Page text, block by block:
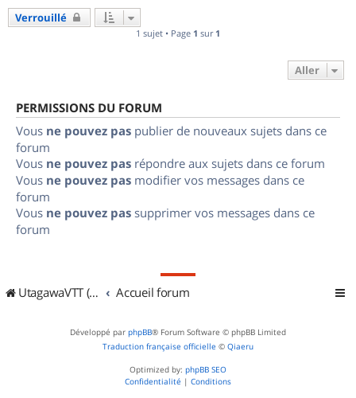
Verrouillé
1 sujet • Page 1 sur 1
Aller
PERMISSIONS DU FORUM
Vous ne pouvez pas publier de nouveaux sujets dans ce
forum
Vous ne pouvez pas répondre aux sujets dans ce forum
Vous ne pouvez pas modifier vos messages dans ce
forum
Vous ne pouvez pas supprimer vos messages dans ce
forum
UtagawaVTT (Randos VTT et VTTAE avec traces GPS) Accueil forum
Développé par phpBB® Forum Software © phpBB Limited
Traduction française officielle © Qiaeru
Optimized by: phpBB SEO
Confidentialité | Conditions